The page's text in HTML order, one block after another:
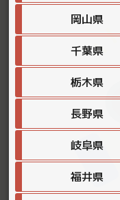
岡山県
千葉県
栃木県
長野県
岐阜県
福井県